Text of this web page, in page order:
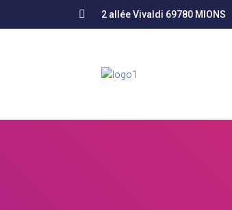
2 allée Vivaldi 69780 MIONS